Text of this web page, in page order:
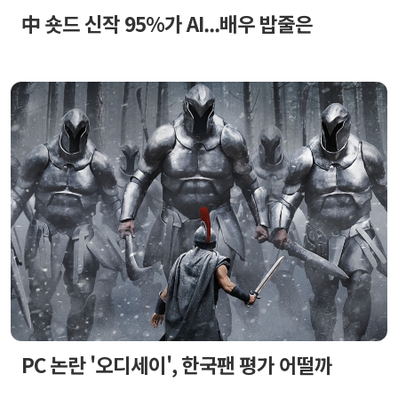
中 숏드 신작 95%가 AI...배우 밥줄은
PC 논란 '오디세이', 한국팬 평가 어떨까